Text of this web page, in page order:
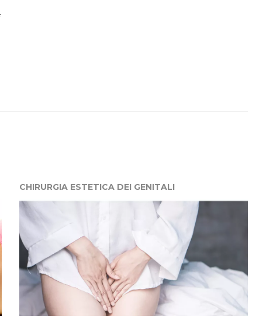
CHIRURGIA ESTETICA DEI GENITALI